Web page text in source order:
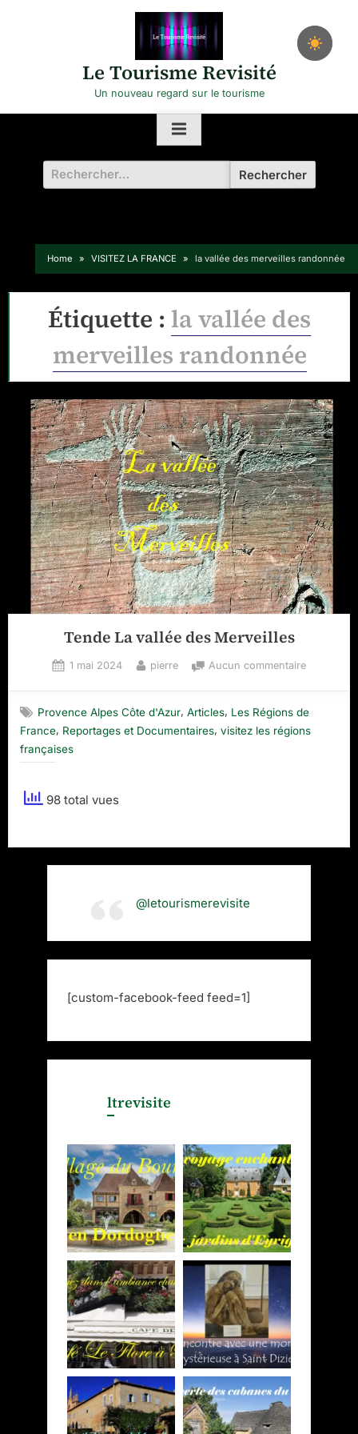
Le Tourisme Revisité
Un nouveau regard sur le tourisme
Rechercher :
Home VISITEZ LA FRANCE la vallée des merveilles randonnée
Étiquette : la vallée des
merveilles randonnée
Tende La vallée des Merveilles
Posted
1 mai 2024 By
pierre Aucun commentairesur
vallée
des
Provence Alpes Côte d'Azur, Articles, Les Régions de
France, Reportages et Documentaires, visitez les régions
françaises
98 total vues
@letourismerevisite
[custom-facebook-feed feed=1]
ltrevisite